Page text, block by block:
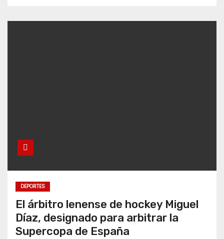
DEPORTES
El árbitro lenense de hockey Miguel
Díaz, designado para arbitrar la
Supercopa de España